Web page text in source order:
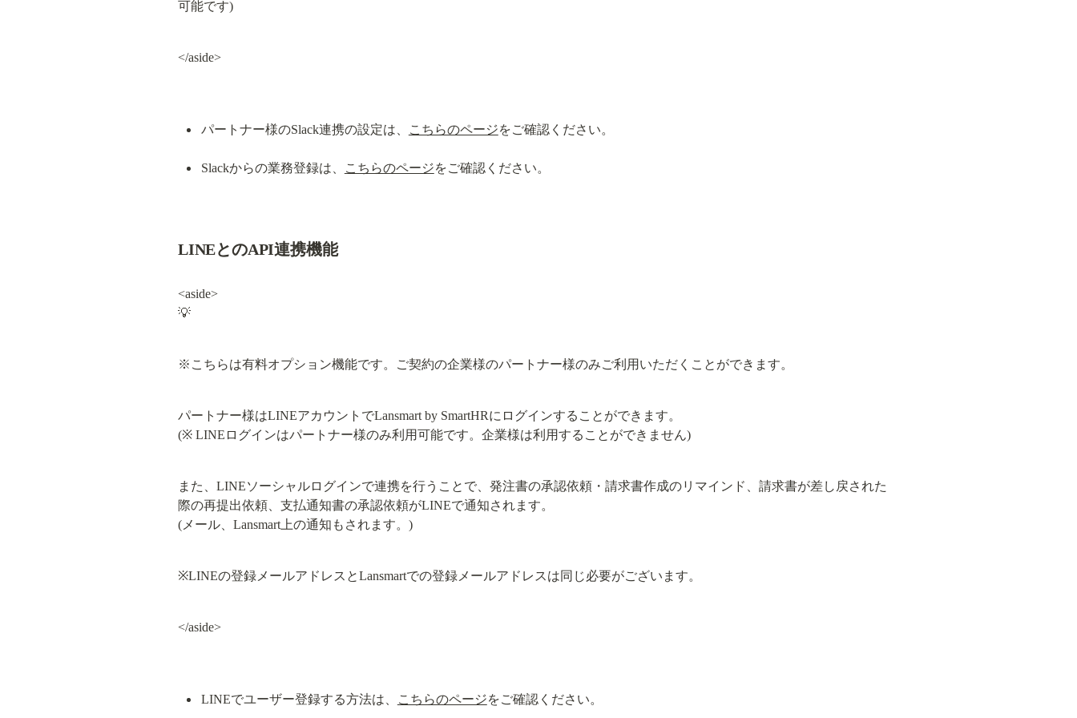
可能です)
</aside>
パートナー様のSlack連携の設定は、 こちらのページをご確認ください。
Slackからの業務登録は、 こちらのページをご確認ください。
LINEとのAPI連携機能
<aside>
💡
※こちらは有料オプション機能です。ご契約の企業様のパートナー様のみご利用いただくことができます。
パートナー様はLINEアカウントでLansmart by SmartHRにログインすることができます。
(※ LINEログインはパートナー様のみ利用可能です。企業様は利用することができません)
また、LINEソーシャルログインで連携を行うことで、発注書の承認依頼・請求書作成のリマインド、請求書が差し戻された
際の再提出依頼、支払通知書の承認依頼がLINEで通知されます。
(メール、Lansmart上の通知もされます。)
※LINEの登録メールアドレスとLansmartでの登録メールアドレスは同じ必要がございます。
</aside>
LINEでユーザー登録する方法は、 こちらのページをご確認ください。